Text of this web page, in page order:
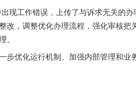
工作错误，上传了与诉求无关的办
改，调整优化办理流程，强化审核把
。
优化运行机制、加强内部管理和业